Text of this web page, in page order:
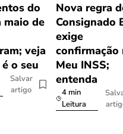
do
maio de
veja
o seu
Salvar
artigo
Nova regra
Consignado
exige
confirmação
Meu INSS;
entenda
4 min
Leitura